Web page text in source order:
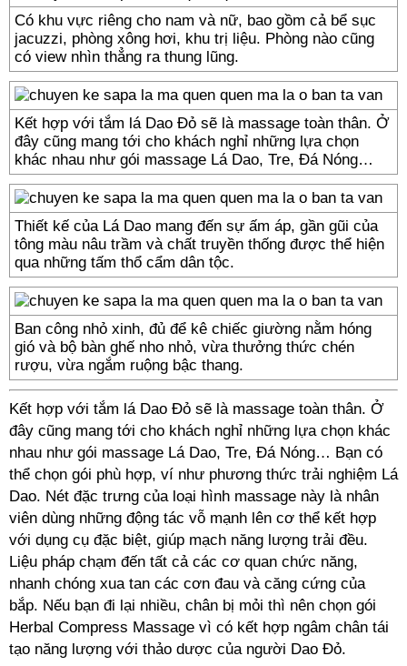
Có khu vực riêng cho nam và nữ, bao gồm cả bể sục
jacuzzi, phòng xông hơi, khu trị liệu. Phòng nào cũng
có view nhìn thẳng ra thung lũng.
Kết hợp với tắm lá Dao Đỏ sẽ là massage toàn thân. Ở
đây cũng mang tới cho khách nghỉ những lựa chọn
khác nhau như gói massage Lá Dao, Tre, Đá Nóng…
Thiết kế của Lá Dao mang đến sự ấm áp, gần gũi của
tông màu nâu trầm và chất truyền thống được thể hiện
qua những tấm thổ cẩm dân tộc.
Ban công nhỏ xinh, đủ để kê chiếc giường nằm hóng
gió và bộ bàn ghế nho nhỏ, vừa thưởng thức chén
rượu, vừa ngắm ruộng bậc thang.
Kết hợp với tắm lá Dao Đỏ sẽ là massage toàn thân. Ở
đây cũng mang tới cho khách nghỉ những lựa chọn khác
nhau như gói massage Lá Dao, Tre, Đá Nóng… Bạn có
thể chọn gói phù hợp, ví như phương thức trải nghiệm Lá
Dao. Nét đặc trưng của loại hình massage này là nhân
viên dùng những động tác vỗ mạnh lên cơ thể kết hợp
với dụng cụ đặc biệt, giúp mạch năng lượng trải đều.
Liệu pháp chạm đến tất cả các cơ quan chức năng,
nhanh chóng xua tan các cơn đau và căng cứng của
bắp. Nếu bạn đi lại nhiều, chân bị mỏi thì nên chọn gói
Herbal Compress Massage vì có kết hợp ngâm chân tái
tạo năng lượng với thảo dược của người Dao Đỏ.